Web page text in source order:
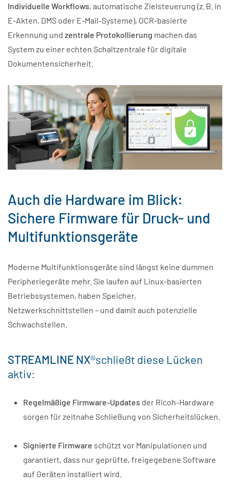
Individuelle Workflows, automatische Zielsteuerung (z. B. in
E-Akten, DMS oder E-Mail-Systeme), OCR-basierte
Erkennung und zentrale Protokollierung machen das
System zu einer echten Schaltzentrale für digitale
Dokumentensicherheit.
Auch die Hardware im Blick:
Sichere Firmware für Druck- und
Multifunktionsgeräte
Moderne Multifunktionsgeräte sind längst keine dummen
Peripheriegeräte mehr. Sie laufen auf Linux-basierten
Betriebssystemen, haben Speicher,
Netzwerkschnittstellen – und damit auch potenzielle
Schwachstellen.
STREAMLINE NX®schließt diese Lücken
aktiv:
Regelmäßige Firmware-Updates der Ricoh-Hardware
sorgen für zeitnahe Schließung von Sicherheitslücken.
Signierte Firmware schützt vor Manipulationen und
garantiert, dass nur geprüfte, freigegebene Software
auf Geräten installiert wird.